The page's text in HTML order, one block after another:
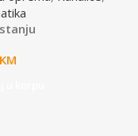
KM